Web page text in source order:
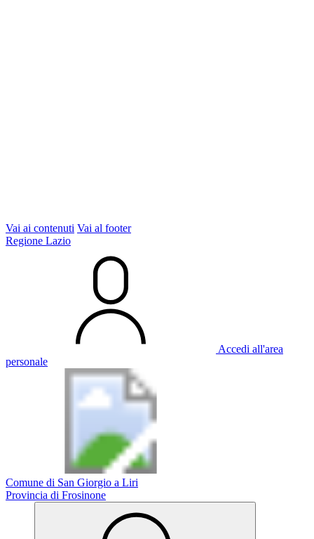
Vai ai contenuti Vai al footer
Regione Lazio
Accedi all'area
personale
Comune di San Giorgio a Liri
Provincia di Frosinone